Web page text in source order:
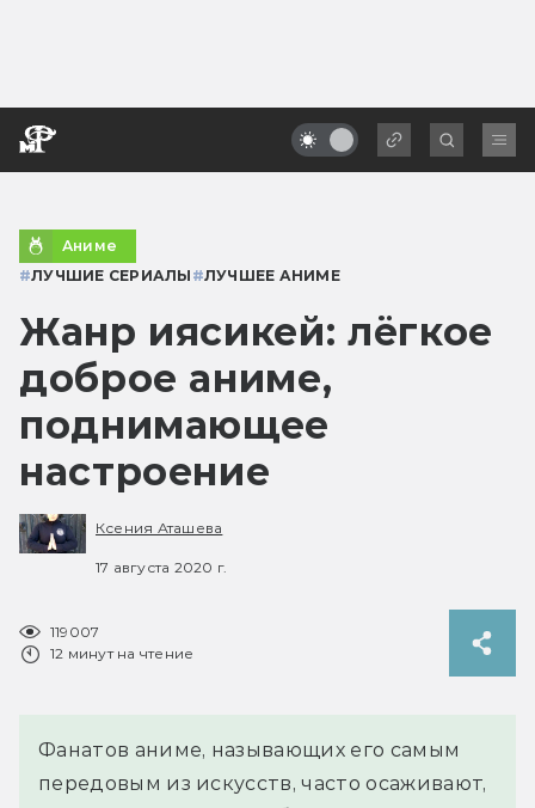
Аниме
#ЛУЧШИЕ СЕРИАЛЫ #ЛУЧШЕЕ АНИМЕ
Жанр иясикей: лёгкое
доброе аниме,
поднимающее
настроение
Ксения Аташева
17 августа 2020 г.
119007
12 минут на чтение
Фанатов аниме, называющих его самым
передовым из искусств, часто осаживают,